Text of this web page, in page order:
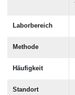
Laborbereich
Methode
Häufigkeit
Standort